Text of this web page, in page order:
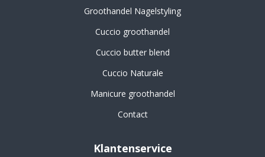
Groothandel Nagelstyling
Cuccio groothandel
Cuccio butter blend
Cuccio Naturale
Manicure groothandel
Contact
Klantenservice